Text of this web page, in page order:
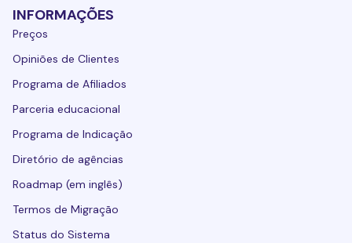
INFORMAÇÕES
Preços
Opiniões de Clientes
Programa de Afiliados
Parceria educacional
Programa de Indicação
Diretório de agências
Roadmap (em inglês)
Termos de Migração
Status do Sistema